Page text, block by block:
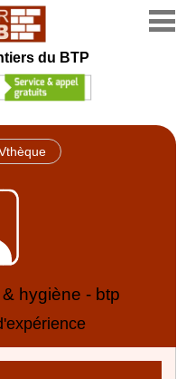
du BTP
hygiène - btp